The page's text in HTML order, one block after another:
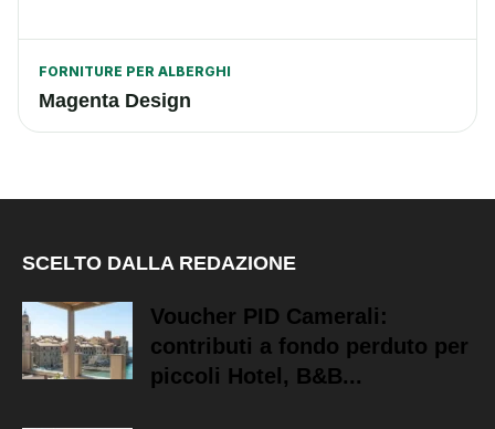
FORNITURE PER ALBERGHI
Magenta Design
SCELTO DALLA REDAZIONE
Voucher PID Camerali:
contributi a fondo perduto per
piccoli Hotel, B&B...